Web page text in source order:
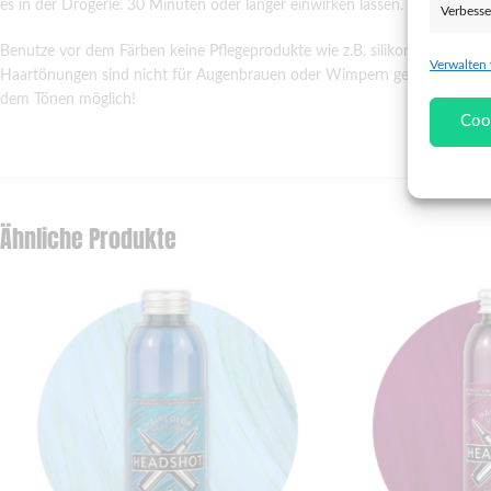
Verwalten
es in der Drogerie. 30 Minuten oder länger einwirken lassen. Wärme
Benutze vor dem Färben keine Pflegeprodukte wie z.B. silikonhaltige
Haartönungen sind nicht für Augenbrauen oder Wimpern gedacht,
dem Tönen möglich!
Ähnliche Produkte